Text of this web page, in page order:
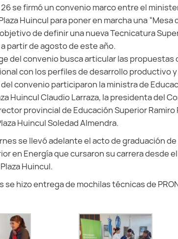
se firmó un convenio marco entre el
Huincul para poner en marcha una
de definir una nueva Tecnicatura
partir de agosto de este año.
del convenio busca articular las propuestas
con los perfiles de desarrollo productivo
del convenio participaron la ministra de
Huincul Claudio Larraza, la presidenta del
provincial de Educación Superior
Huincul Soledad Almendra.
se llevó adelante el acto de graduación
en Energía que cursaron su carrera desde el
Huincul.
se hizo entrega de mochilas técnicas de